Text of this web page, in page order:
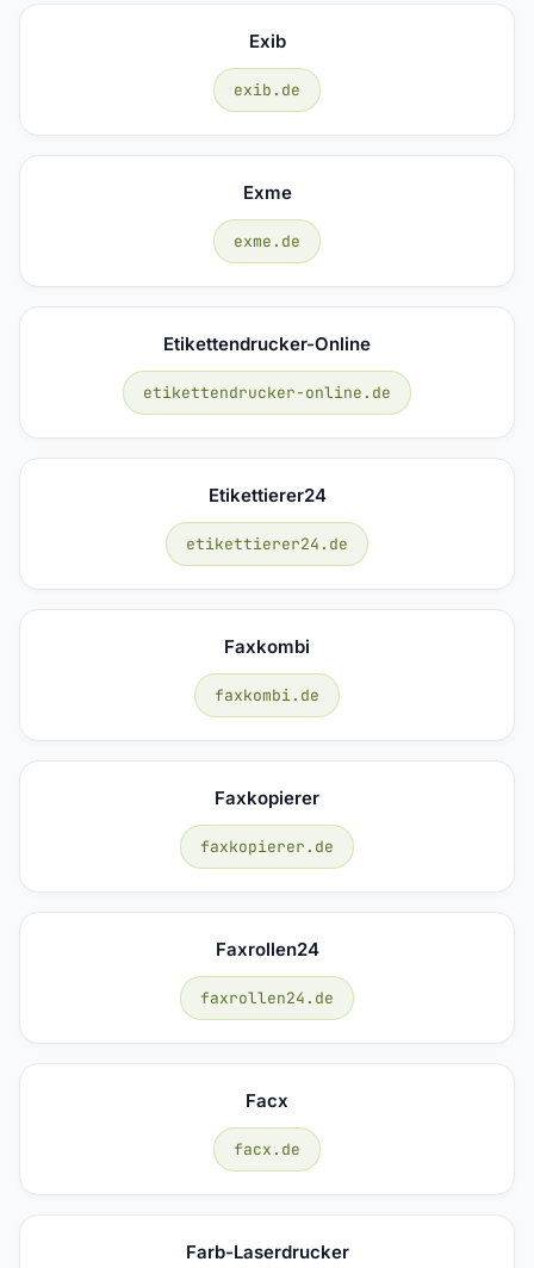
Exib
exib.de
Exme
exme.de
Etikettendrucker-Online
etikettendrucker-online.de
Etikettierer24
etikettierer24.de
Faxkombi
faxkombi.de
Faxkopierer
faxkopierer.de
Faxrollen24
faxrollen24.de
Facx
facx.de
Farb-Laserdrucker